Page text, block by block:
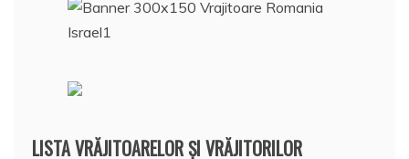
LISTA VRĂJITOARELOR ȘI VRĂJITORILOR